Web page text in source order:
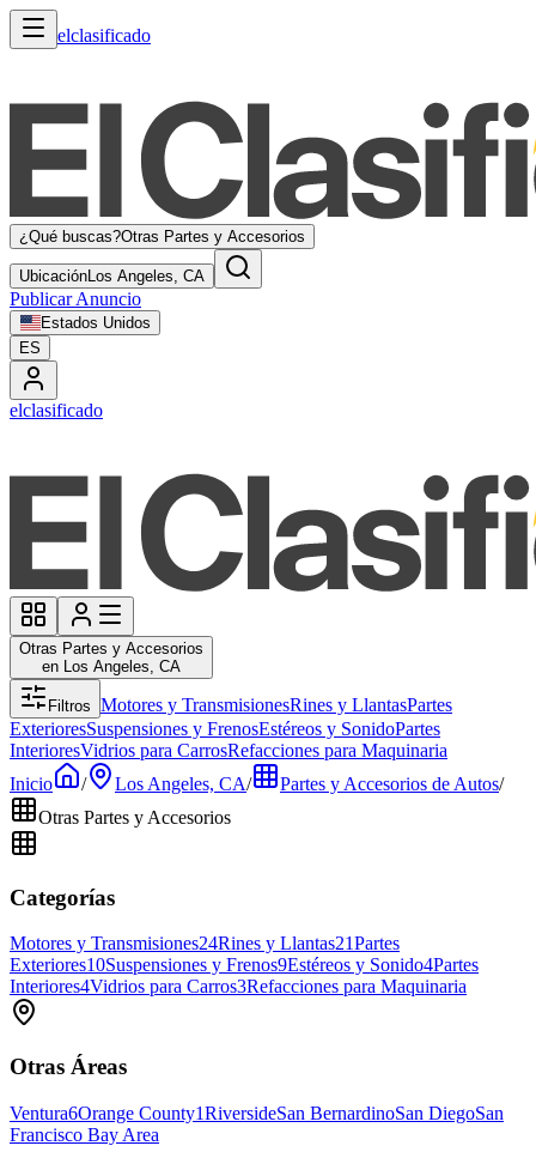
elclasificado
¿Qué buscas?Otras Partes y Accesorios
UbicaciónLos Angeles, CA
Publicar Anuncio
Estados Unidos
ES
elclasificado
Otras Partes y Accesorios
en Los Angeles, CA
Filtros Motores y TransmisionesRines y LlantasPartes
ExterioresSuspensiones y FrenosEstéreos y SonidoPartes
InterioresVidrios para CarrosRefacciones para Maquinaria
Inicio
/ Los Angeles, CA/ Partes y Accesorios de Autos/
Otras Partes y Accesorios
Categorías
Motores y Transmisiones24Rines y Llantas21Partes
Exteriores10Suspensiones y Frenos9Estéreos y Sonido4Partes
Interiores4Vidrios para Carros3Refacciones para Maquinaria
Otras Áreas
Ventura6Orange County1RiversideSan BernardinoSan DiegoSan
Francisco Bay Area